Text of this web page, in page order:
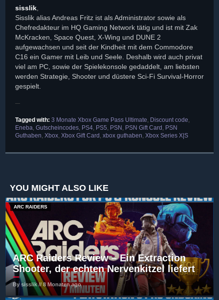
sisslik
Sisslik alias Andreas Fritz ist als Administrator sowie als
Chefredakteur im HQ Gaming Network tätig und ist mit Zak
McKracken, Space Quest, X-Wing und DUNE 2
aufgewachsen und seit der Kindheit mit dem Commodore
C16 ein Gamer mit Leib und Seele. Deshalb wird auch privat
viel am PC, sowie der Spielekonsole gedaddelt, am liebsten
werden Strategie, Shooter und düstere Sci-Fi Survival-Horror
gespielt.
Tagged with: 3 Monate Xbox Game Pass Ultimate, Discount code,
Eneba, Gutscheincodes, PS4, PS5, PSN , PSN Gift Card , PSN
Guthaben, Xbox, Xbox Gift Card , xbox guthaben, Xbox Series X|S
YOU MIGHT ALSO LIKE
ARC RAIDERS
ARC Raiders Review – Ein Extraction
Shooter, der echten Nervenkitzel liefert
By sisslik // 8 Monaten ago